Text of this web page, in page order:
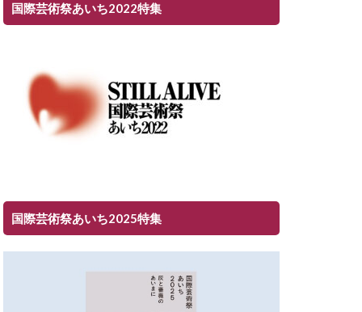
国際芸術祭あいち2022特集
国際芸術祭あいち2025特集